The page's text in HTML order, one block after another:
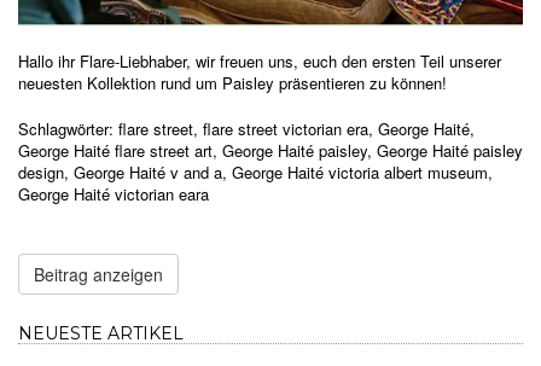
Hallo ihr Flare-Liebhaber, wir freuen uns, euch den ersten Teil unserer
neuesten Kollektion rund um Paisley präsentieren zu können!
Schlagwörter: flare street, flare street victorian era, George Haité,
George Haité flare street art, George Haité paisley, George Haité paisley
design, George Haité v and a, George Haité victoria albert museum,
George Haité victorian eara
Beitrag anzeigen
NEUESTE ARTIKEL